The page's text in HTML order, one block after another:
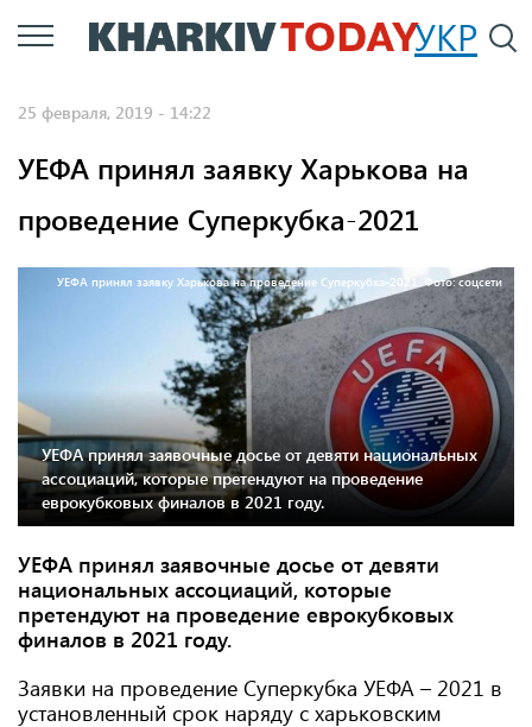
Перейти
к
УКР
25 февраля, 2019 - 14:22
УЕФА принял заявку Харькова на
проведение Суперкубка-2021
УЕФА принял заявку Харькова на проведение Суперкубка-2021. Фото: соцсети
УЕФА принял заявочные досье от девяти национальных
ассоциаций, которые претендуют на проведение
еврокубковых финалов в 2021 году.
УЕФА принял заявочные досье от девяти
национальных ассоциаций, которые
претендуют на проведение еврокубковых
финалов в 2021 году.
Заявки на проведение Суперкубка УЕФА – 2021 в
установленный срок наряду с харьковским